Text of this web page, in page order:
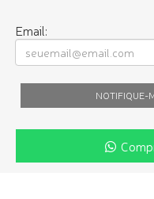
Email:
NOTIFIQUE-